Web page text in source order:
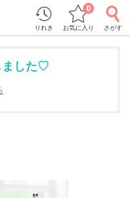
りれき お気に入り
0
さがす
ました♡